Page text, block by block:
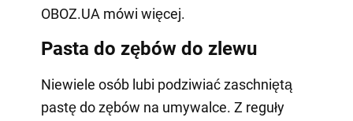
OBOZ.UA mówi więcej.
Pasta do zębów do zlewu
Niewiele osób lubi podziwiać zaschniętą
pastę do zębów na umywalce. Z reguły